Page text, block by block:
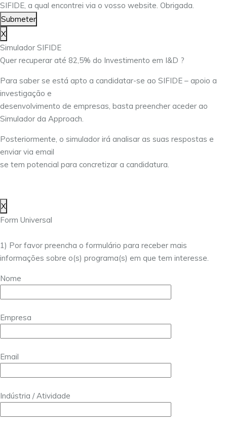
SIFIDE, a qual encontrei via o vosso website. Obrigada.
Submeter
X
Simulador SIFIDE
Quer recuperar até 82,5% do Investimento em I&D ?
Para saber se está apto a candidatar-se ao SIFIDE – apoio a
investigação e
desenvolvimento de empresas, basta preencher aceder ao
Simulador da Approach.
Posteriormente, o simulador irá analisar as suas respostas e
enviar via email
se tem potencial para concretizar a candidatura.
X
Form Universal
1) Por favor preencha o formulário para receber mais
informações sobre o(s) programa(s) em que tem interesse.
Nome
Empresa
Email
Indústria / Atividade